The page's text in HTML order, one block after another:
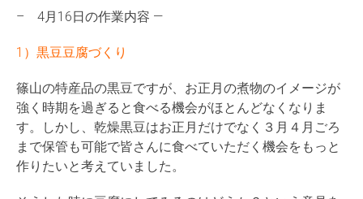
– 4月16日の作業内容 —
1）黒豆豆腐づくり
篠山の特産品の黒豆ですが、お正月の煮物のイメージが
強く時期を過ぎると食べる機会がほとんどなくなりま
す。しかし、乾燥黒豆はお正月だけでなく３月４月ごろ
まで保管も可能で皆さんに食べていただく機会をもっと
作りたいと考えていました。